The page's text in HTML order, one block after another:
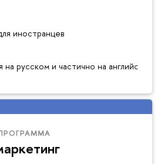
иностранцев
русском и частично на английском